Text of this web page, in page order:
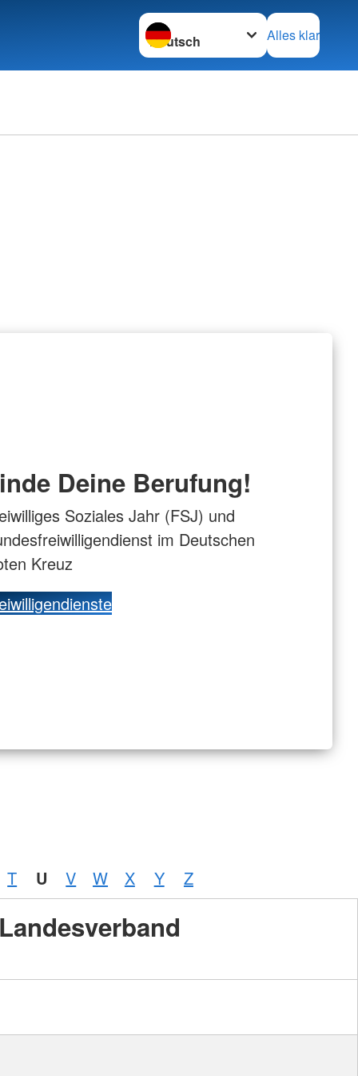
Sprache wechseln zu
Alles klar
Deine Berufung!
Soziales Jahr (FSJ) und
im Deutschen
Kreuz
T U V W X Y Z
Landesverband